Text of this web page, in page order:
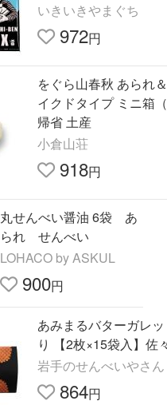
いきいきやまぐち
972円
をぐら山春秋 あられ
イクドタイプ ミニ箱
帰省 土産
小倉山荘
918円
丸せんべい醤油 6袋 あ
られ せんべい
LOHACO by ASKUL
900円
あみまるバターガレ
り 【2枚×15袋入】佐
岩手のせんべいやさん
864円